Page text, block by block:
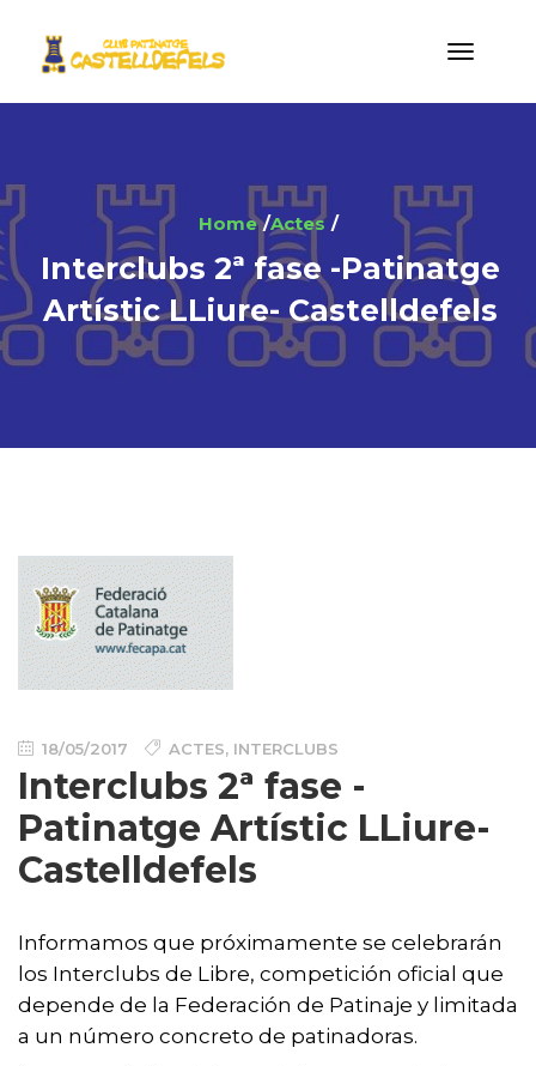
Home Actes
Interclubs 2ª fase -Patinatge
Artístic LLiure- Castelldefels
18/05/2017 ACTES, INTERCLUBS
Interclubs 2ª fase -
Patinatge Artístic LLiure-
Castelldefels
Informamos que próximamente se celebrarán
los Interclubs de Libre, competición oficial que
depende de la Federación de Patinaje y limitada
a un número concreto de patinadoras.